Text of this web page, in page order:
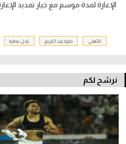
الإعارة لمدة موسم مع خيار تمديد
الأهلي حمزة عبد الكريم بلال عطية
نرشح لكم